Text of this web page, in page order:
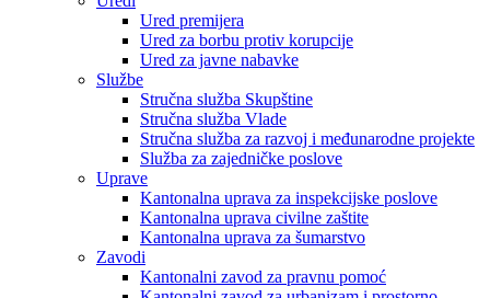
Ured premijera
Ured za borbu protiv korupcije
Ured za javne nabavke
Službe
Stručna služba Skupštine
Stručna služba Vlade
Stručna služba za razvoj i međunarodne projekte
Služba za zajedničke poslove
Uprave
Kantonalna uprava za inspekcijske poslove
Kantonalna uprava civilne zaštite
Kantonalna uprava za šumarstvo
Zavodi
Kantonalni zavod za pravnu pomoć